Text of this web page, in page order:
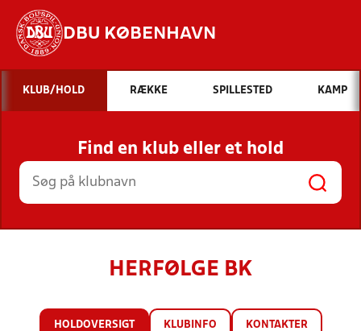
DBU KØBENHAVN
Hvad vil du søge efter?
INDHOLD OG NYHEDER
STILLINGER, RESULTATER, KLUBBER OG
HOLD
KLUB/HOLD RÆKKE SPILLESTED KAMP
Find en klub eller et hold
HERFØLGE BK
HOLDOVERSIGT KLUBINFO KONTAKTER